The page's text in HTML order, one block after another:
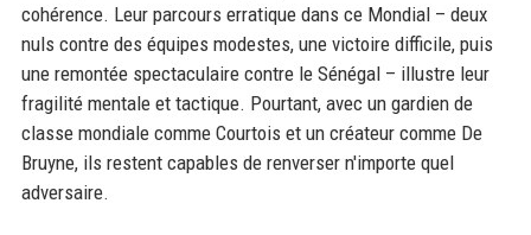
cohérence. Leur parcours erratique dans ce Mondial – deux
nuls contre des équipes modestes, une victoire difficile, puis
une remontée spectaculaire contre le Sénégal – illustre leur
fragilité mentale et tactique. Pourtant, avec un gardien de
classe mondiale comme Courtois et un créateur comme De
Bruyne, ils restent capables de renverser n'importe quel
adversaire.